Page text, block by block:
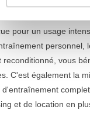
et
pour un usage
vous
C'est également la
et de location en